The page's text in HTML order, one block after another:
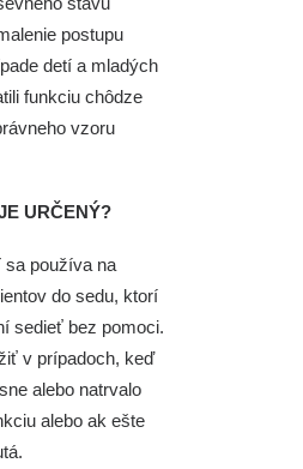
postupu
detí a mladých
funkciu chôdze
vzoru
URČENÝ?
sa používa na
do sedu, ktorí
sedieť bez pomoci.
v prípadoch, keď
alebo natrvalo
alebo ak ešte